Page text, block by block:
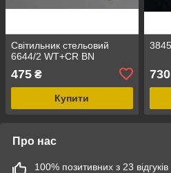
Світильник стельовий
6644/2 WT+CR BN
475 ₴
Купити
730
Про нас
100% позитивних з 23 відгуків